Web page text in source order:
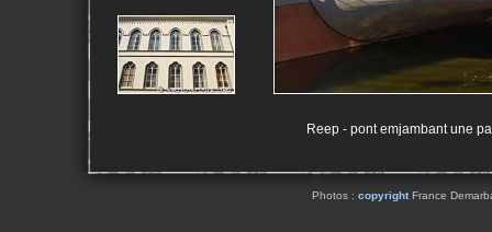
Reep - pont emjambant une
Photos : copyrightFrance